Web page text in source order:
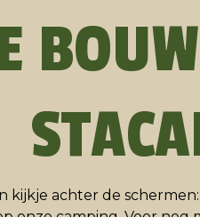
kijkje achter de